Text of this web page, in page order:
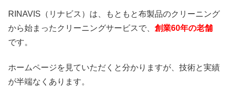
RINAVIS（リナビス）は、もともと布製品のクリーニング
から始まったクリーニングサービスで、 創業60年の老舗
です。
ホームページを見ていただくと分かりますが、技術と実績
が半端なくあります。